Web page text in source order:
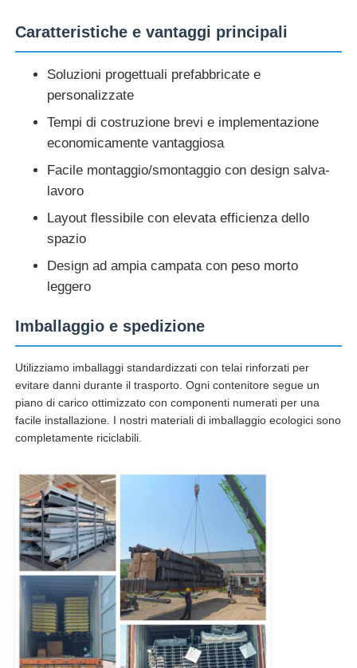
Caratteristiche e vantaggi principali
Soluzioni progettuali prefabbricate e
personalizzate
Tempi di costruzione brevi e implementazione
economicamente vantaggiosa
Facile montaggio/smontaggio con design salva-
lavoro
Layout flessibile con elevata efficienza dello
spazio
Design ad ampia campata con peso morto
leggero
Imballaggio e spedizione
Utilizziamo imballaggi standardizzati con telai rinforzati per
evitare danni durante il trasporto. Ogni contenitore segue un
piano di carico ottimizzato con componenti numerati per una
facile installazione. I nostri materiali di imballaggio ecologici sono
completamente riciclabili.